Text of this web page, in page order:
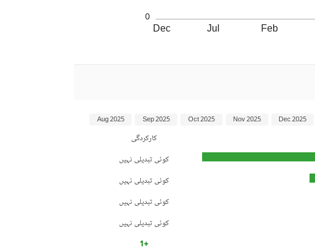
Dec Jul Feb
0
کارکردگی
کوئی تبدیلی نہیں
کوئی تبدیلی نہیں
کوئی تبدیلی نہیں
کوئی تبدیلی نہیں
+1
Dec 2025
Nov 2025
Oct 2025
Sep 2025
Aug 2025